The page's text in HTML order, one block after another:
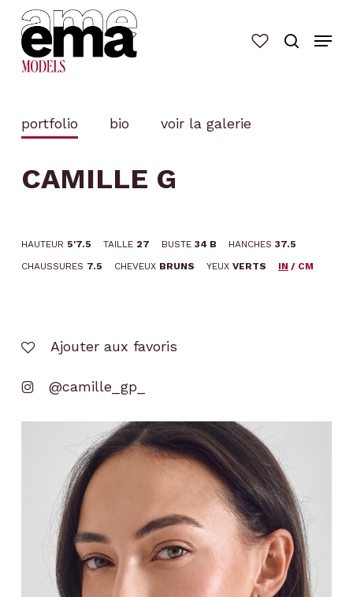
Skip
main
content
portfolio bio voir la galerie
CAMILLE G
HAUTEUR 5'7.5 TAILLE 27 BUSTE 34 B HANCHES 37.5
CHAUSSURES 7.5 CHEVEUX BRUNS YEUX VERTS IN / CM
Ajouter aux favoris
@camille_gp_